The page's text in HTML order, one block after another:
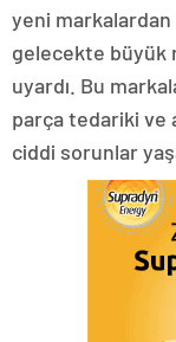
yeni
gelecekte büyük
uyardı. Bu
parça tedariki ve
ciddi sorunlar